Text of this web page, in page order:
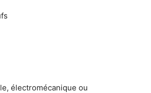
électromécanique ou